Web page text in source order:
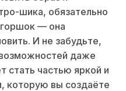
шика, обязательно
— она
И не забудьте,
даже
стать частью яркой и
которую вы создаёте